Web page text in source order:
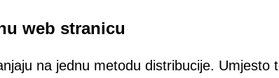
web stranicu
na jednu metodu distribucije. Umjesto